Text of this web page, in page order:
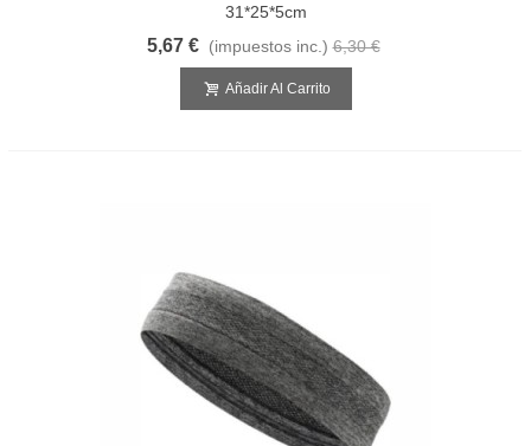
31*25*5cm
5,67 € (impuestos inc.) 6,30 €
Añadir Al Carrito